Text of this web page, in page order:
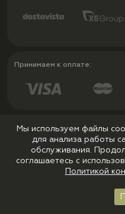
Принимаем к оплате:
Политика
Пользовательское
Мы используем файлы
для анализа работы
обслуживания.
соглашаетесь с
Политикой